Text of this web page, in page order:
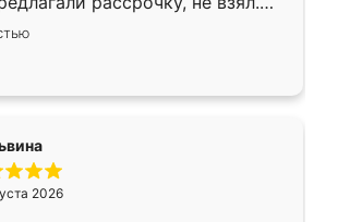
месяца, сборщик с прямыми
вышло адекватно.
2026